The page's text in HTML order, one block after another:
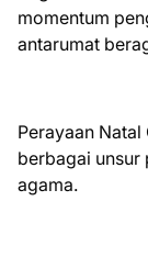
momentum
antarumat
Perayaan
berbagai unsur
agama.